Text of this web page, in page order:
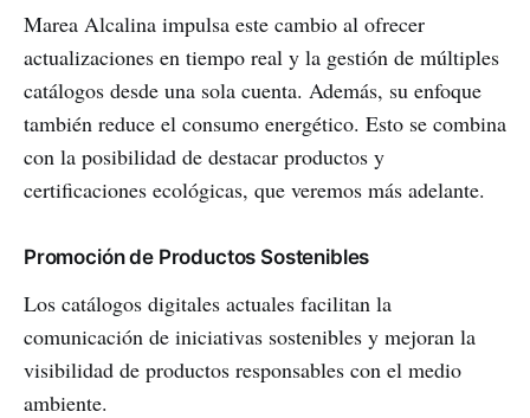
Marea Alcalina impulsa este cambio al ofrecer
actualizaciones en tiempo real y la gestión de múltiples
catálogos desde una sola cuenta. Además, su enfoque
también reduce el consumo energético. Esto se combina
con la posibilidad de destacar productos y
certificaciones ecológicas, que veremos más adelante.
Promoción de Productos Sostenibles
Los catálogos digitales actuales facilitan la
comunicación de iniciativas sostenibles y mejoran la
visibilidad de productos responsables con el medio
ambiente.